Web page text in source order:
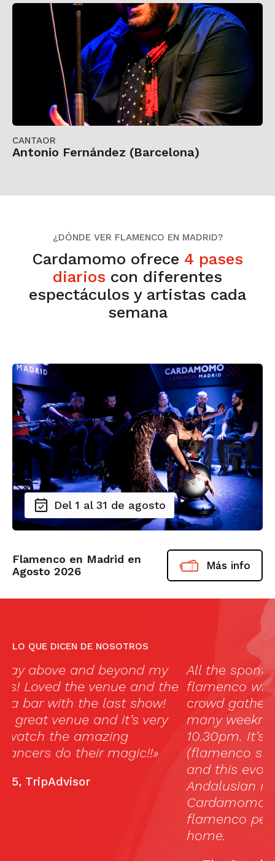
CANTAOR
Antonio Fernández (Barcelona)
¿DÓNDE VER FLAMENCO EN MADRID?
Cardamomo ofrece 4 pases
diarios con diferentes
espectáculos y artistas cada
semana
Del 1 al 31 de agosto
Flamenco en Madrid en
Agosto 2026
Más info
LO QUE DICEN DE NOSOTROS
All the spontaneity and raw passion of
flamenco where a knowledgeable
crowd gathers for live performances
many weeknights from around
10.30pm. It’s all about a cantaor
(flamenco singer) and guitar maestro,
and this evocation of flamenco’s
Andalusian roots ensures that
Cardamomo is where the great
flamenco performers really feel at